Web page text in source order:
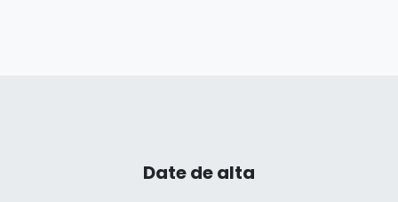
Date de alta